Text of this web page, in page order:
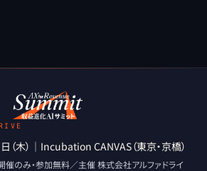
木） ｜ Incubation CANVAS（東京・京橋）
催のみ・参加無料／主催株式会社アルファドライ